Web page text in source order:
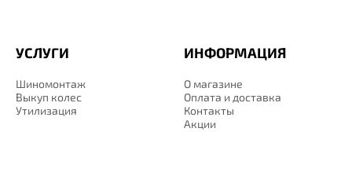
ИНФОРМАЦИЯ
О магазине
Оплата и доставка
Контакты
Акции
УСЛУГИ
Шиномонтаж
Выкуп колес
Утилизация